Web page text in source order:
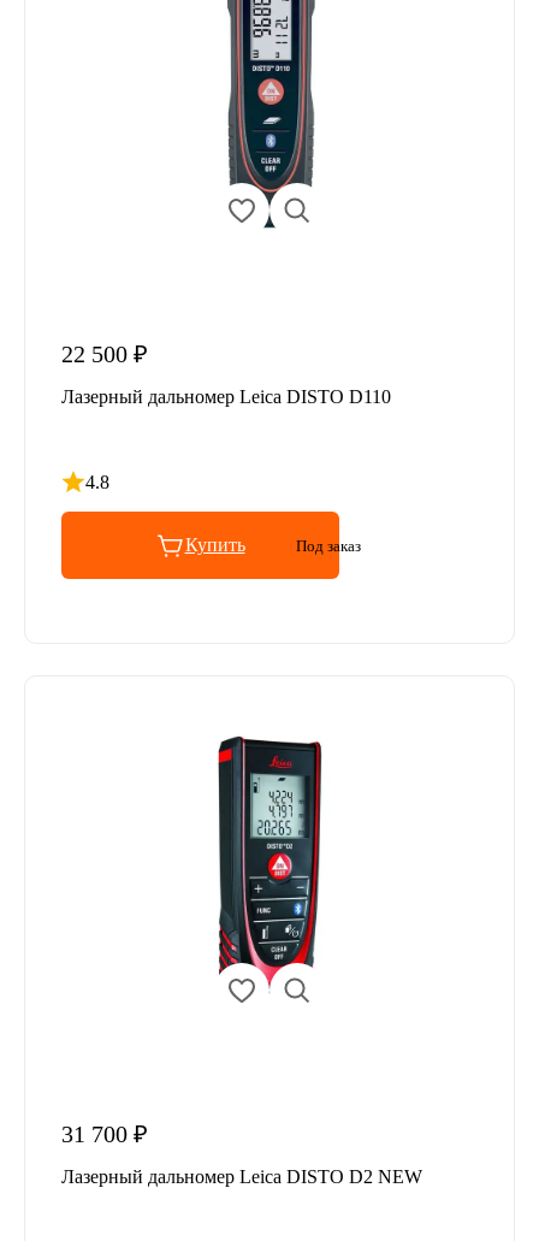
22 500 ₽
Лазерный дальномер Leica DISTO D110
4.8
Рейтинг 4.8 из 5
Купить Под заказ
31 700 ₽
Лазерный дальномер Leica DISTO D2 NEW